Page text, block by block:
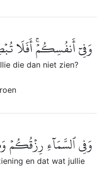
وَفِيٓ أَنفُسِكُمۡۚ أَفَلَا
die dan niet zien?
وَفِي ٱلسَّمَآءِ رِزۡقُكُمۡ
en dat wat jullie